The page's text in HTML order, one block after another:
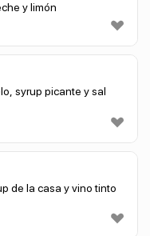
y limón
syrup picante y sal
de la casa y vino tinto